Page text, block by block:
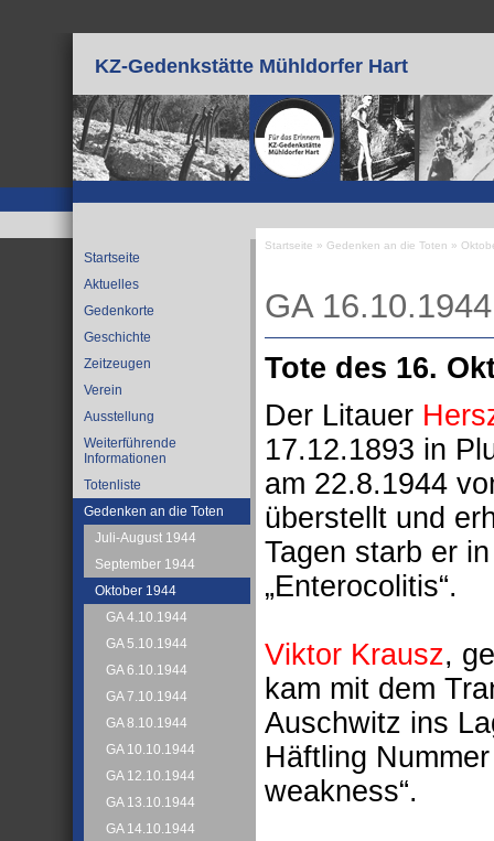
KZ-Gedenkstätte Mühldorfer Hart
Startseite
Aktuelles
Gedenkorte
Geschichte
Zeitzeugen
Verein
Ausstellung
Weiterführende
Informationen
Totenliste
Gedenken an die Toten
Juli-August 1944
September 1944
Oktober 1944
GA 4.10.1944
GA 5.10.1944
GA 6.10.1944
GA 7.10.1944
GA 8.10.1944
GA 10.10.1944
GA 12.10.1944
GA 13.10.1944
GA 14.10.1944
Startseite » Gedenken an die Toten »
GA 16.10.1944
Tote des 16.
Der Litauer
17.12.1893 in
am 22.8.1944
überstellt und
Tagen starb er
„Enterocolitis“.
Viktor Krausz,
kam mit dem
Auschwitz ins
Häftling
weakness“.